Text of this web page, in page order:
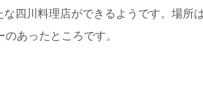
な四川料理店ができるようです。場所
あったところです。